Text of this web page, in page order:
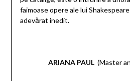
faimoase opere ale lui
adevărat inedit.
ARIANA PAUL (Master